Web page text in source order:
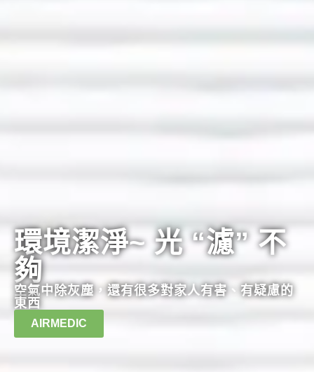
環境潔淨~ 光 “濾” 不
夠
空氣中除灰塵，還有很多對家人有害、有疑慮的
東西
AIRMEDIC